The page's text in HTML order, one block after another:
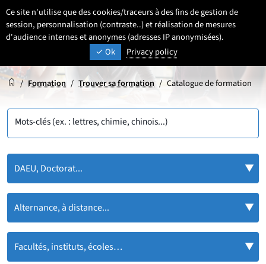
Ce site n'utilise que des cookies/traceurs à des fins de gestion de
session, personnalisation (contraste..) et réalisation de mesures
d'audience internes et anonymes (adresses IP anonymisées).
Ok
Privacy policy
Aller
au
contenu
Aller
au
menu
Aller
au
pied
page
UNIVERSITÉ DE LILLE
INSPIRONS DEMAIN
ParamétrageSélectionner une
FR
- Français
Accueil
Accueil
/ Formation / Trouver sa formation / Catalogue de formation
Mots-clés (ex. : lettres, chimie, chinois...)
DAEU, Doctorat...
Alternance, à distance...
Facultés, instituts, écoles…